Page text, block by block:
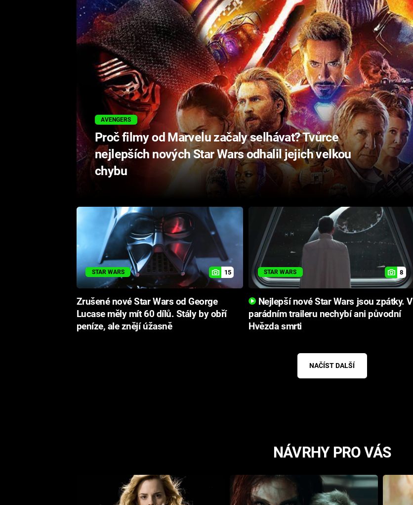
AVENGERS
Proč filmy od Marvelu začaly selhávat? Tvůrce
nejlepších nových Star Wars odhalil jejich velkou
chybu
STAR WARS 15
Zrušené nové Star Wars od George
Lucase měly mít 60 dílů. Stály by obří
peníze, ale znějí úžasně
STAR WARS 8
Nejlepší nové Star Wars jsou zpátky. V
parádním traileru nechybí ani původní
Hvězda smrti
NAČÍST DALŠÍ
NÁVRHY PRO VÁS